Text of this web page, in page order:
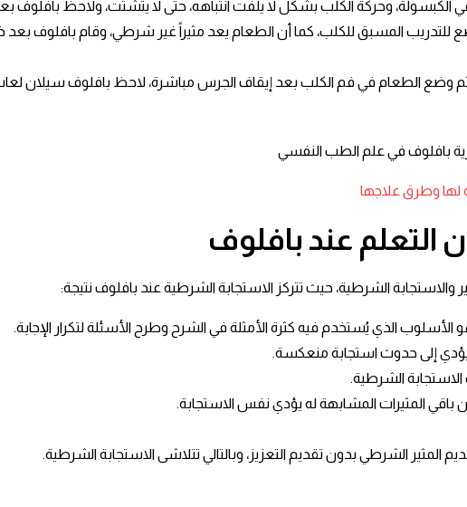
وحركة الكلب بشكل لا يلفت انتباهه، حتى لا يتشتت، ولاحظ بافلوف
المسبق للكلب، كما أن الطعام يعد مثيراً غير شرطي، وقام بافلوف بعد
الطعام للكلب، ثم وضع الطعام في فم الكلب بعد إيقاف الجرس مباشرة، لاحظ
لها وطرق علاجها
التعلم عند بافلوف
والاستجابة الشرطية، حيث تتركز الاستجابة الشرطية عند بافلوف نتيجة:
الذي يُستخدم فيه كثرة الأمثلة في الشرح وطرح الأسئلة لتكرار الإجابة.
إلى حدوث استجابة منعكسة.
الاستجابة الشرطية.
المثيرات المشابهة له يؤدي نفس الاستجابة.
المثير الشرطي بدون تقديم التعزيز، وبالتالي تتلاشى الاستجابة الشرطية.